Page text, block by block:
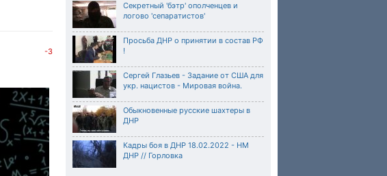
Секретный 'бэтр' ополченцев и
логово 'сепаратистов'
Просьба ДНР о принятии в состав РФ
!
Сергей Глазьев - Задание от США для
укр. нацистов - Мировая война.
Обыкновенные русские шахтеры в
ДНР
Кадры боя в ДНР 18.02.2022 - НМ
ДНР // Горловка
-3